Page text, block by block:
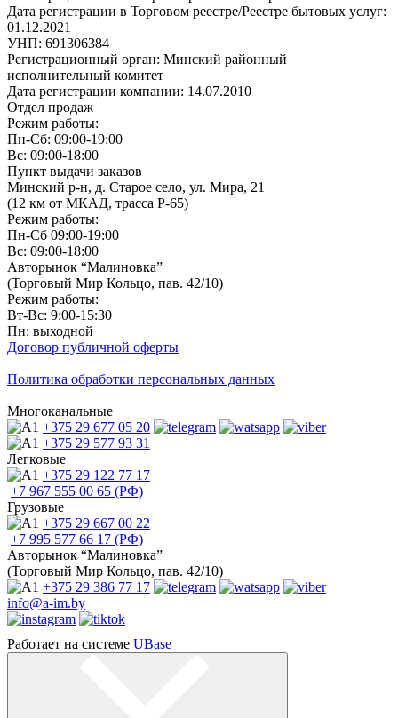
Дата регистрации в Торговом реестре/Реестре бытовых услуг:
01.12.2021
УНП: 691306384
Регистрационный орган: Минский районный
исполнительный комитет
Дата регистрации компании: 14.07.2010
Отдел продаж
Режим работы:
Пн-Сб: 09:00-19:00
Вс: 09:00-18:00
Пункт выдачи заказов
Минский р-н, д. Старое село, ул. Мира, 21
(12 км от МКАД, трасса P-65)
Режим работы:
Пн-Сб 09:00-19:00
Вс: 09:00-18:00
Авторынок “Малиновка”
(Торговый Мир Кольцо, пав. 42/10)
Режим работы:
Вт-Вс: 9:00-15:30
Пн: выходной
Договор публичной оферты
Политика обработки персональных данных
Многоканальные
+375 29 677 05 20
+375 29 577 93 31
Легковые
+375 29 122 77 17
+7 967 555 00 65 (РФ)
Грузовые
+375 29 667 00 22
+7 995 577 66 17 (РФ)
Авторынок “Малиновка”
(Торговый Мир Кольцо, пав. 42/10)
+375 29 386 77 17
info@a-im.by
Работает на системе UBase